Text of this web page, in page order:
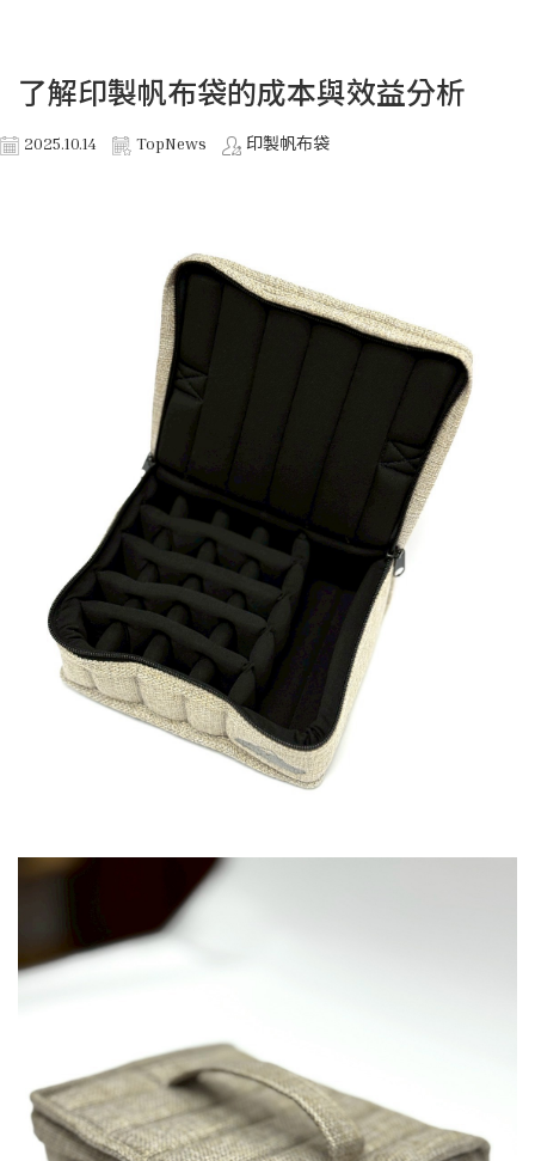
了解印製帆布袋的成本與效益分析
2025.10.14 TopNews 印製帆布袋